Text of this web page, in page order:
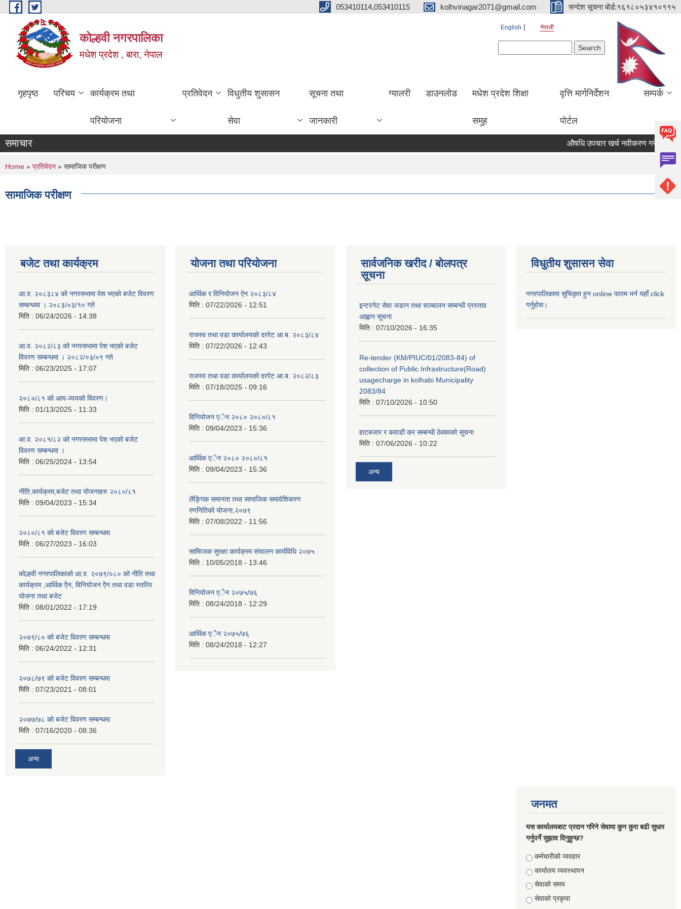
Skip to main content 053410114,053410115 kolhvinagar2071@gmail.com सन्देश सूचना बोर्ड:१६१८०५३४१०११५
कोल्हवी नगरपालिका
मधेश प्रदेश , बारा, नेपाल
English नेपाली
गृहपृष्ठ परिचय कार्यक्रम तथा
परियोजना
प्रतिवेदन विधुतीय शुसासन
सेवा
सूचना तथा
जानकारी
ग्यालरी डाउनलोड मधेश प्रदेश शिक्षा
समुह
वृत्ति मार्गनिर्देशन
पोर्टल
सम्पर्क
समाचार औषधि उपचार खर्च नवीकरण गर्ने जरुरी
You are here
Home » प्रतिवेदन » सामाजिक परीक्षण
सामाजिक परीक्षण
बजेट तथा कार्यक्रम
आ.व. २०८३८४ को नगरसभामा पेश भएको बजेट विवरण
सम्बन्धमा । २०८३/०३/१० गते
मिति : 06/24/2026 - 14:38
आ.व. २०८२/८३ को नगरसभामा पेश भएको बजेट
विवरण सम्बन्धमा । २०८२/०३/०९ गते
मिति : 06/23/2025 - 17:07
२०८०/८१ को आय-व्ययको विवरण।
मिति : 01/13/2025 - 11:33
आ.व. २०८१/८२ को नगरसभामा पेश भएको बजेट
विवरण सम्बन्धमा ।
मिति : 06/25/2024 - 13:54
नीति,कार्यक्रम,बजेट तथा योजनाहरु २०८०/८१
मिति : 09/04/2023 - 15:34
२०८०/८१ को बजेट विवरण सम्बन्धमा
मिति : 06/27/2023 - 16:03
कोल्हवी नगरपालिकाको आ.व. २०७९/०८० को नीति तथा
कार्यक्रम ,आर्थिक ऐेन, विनियोजन ऐेन तथा वडा स्तरिय
योजना तथा बजेट
मिति : 08/01/2022 - 17:19
२०७९/८० को बजेट विवरण सम्बन्धमा
मिति : 06/24/2022 - 12:31
२०७८/७९ को बजेट विवरण सम्बन्धमा
मिति : 07/23/2021 - 08:01
२०७७/७८ को बजेट विवरण सम्बन्धमा
मिति : 07/16/2020 - 08:36
अन्य
योजना तथा परियोजना
आर्थिक र विनियोजन ऐन २०८३/८४
मिति : 07/22/2026 - 12:51
राजस्व तथा वडा कार्यालयको दररेट आ.ब. २०८३/८४
मिति : 07/22/2026 - 12:43
राजस्व तथा वडा कार्यालयको दररेट आ.ब. २०८२/८३
मिति : 07/18/2025 - 09:16
विनियोजन एेन २०८० २०८०/८१
मिति : 09/04/2023 - 15:36
आर्थिक एेन २०८० २०८०/८१
मिति : 09/04/2023 - 15:36
लैङ्गिक समानता तथा सामाजिक समावेशिकरण
रणनितिको योजना,२०७९
मिति : 07/08/2022 - 11:56
सामािजक सुरक्षा कार्यक्रम संचालन कार्यविधि २०७५
मिति : 10/05/2018 - 13:46
विनियोजन एेेन २०७५/७६
मिति : 08/24/2018 - 12:29
आर्थिक एेेन २०७५/७६
मिति : 08/24/2018 - 12:27
सार्वजनिक खरीद / बोलपत्र
सूचना
इन्टरनेट सेवा जडान तथा सञ्चालन सम्बन्धी प्रस्ताव
आह्वान सूचना
मिति : 07/10/2026 - 16:35
Re-tender (KM/PIUC/01/2083-84) of
collection of Public Infrastructure(Road)
usagecharge in kolhabi Municipality
2083/84
मिति : 07/10/2026 - 10:50
हाटबजार र कवाडी कर सम्बन्धी ठेक्काको सूचना
मिति : 07/06/2026 - 10:22
अन्य
विधुतीय शुसासन सेवा
नगरपालिकामा सुचिकृत हुन online फारम भर्न यहाँ click
गर्नुहोस।
जनमत
यस कार्यालयबाट प्रदान गरिने सेवामा कुन कुरा बढी सुधार
गर्नुपर्ने सुझाव दिनुहुन्छ?
Choices
कर्मचारीको व्यवहार
कार्यालय व्यवस्थापन
सेवाको समय
सेवाको प्रकृया